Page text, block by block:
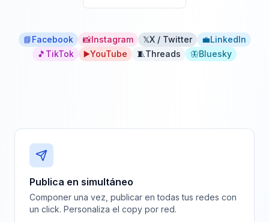
📘Facebook 📸Instagram 𝕏X / Twitter 💼LinkedIn
🎵 TikTok ▶️YouTube 🧵Threads 🦋Bluesky
Publica en simultáneo
Componer una vez, publicar en todas tus redes con
un click. Personaliza el copy por red.